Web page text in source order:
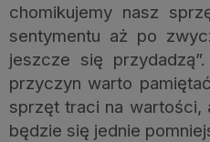
chomikujemy nasz
sentymentu aż po
jeszcze się
przyczyn warto
sprzęt traci na wartości,
będzie się jednie